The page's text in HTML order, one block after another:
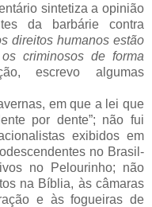
sintetiza a opinião
da barbárie contra
direitos humanos estão
criminosos de forma
escrevo algumas
em que a lei que
por dente”; não fui
exibidos em
no Brasil-
no Pelourinho; não
na Bíblia, às câmaras
e às fogueiras de